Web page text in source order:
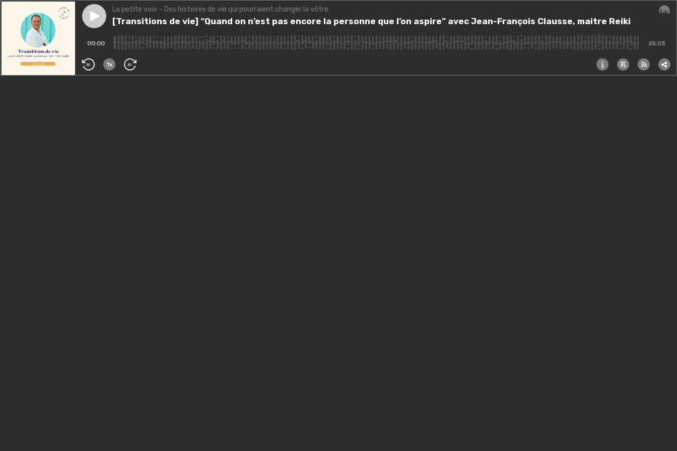
Play episode[Transitions de vie] “Quand on n’est pas encore la personne que l’on aspire” avec Jean-François Clausse, maitre Reiki
La petite voix – Des histoires de vie qui pourraient changer la vôtre.
[Transitions de vie] “Quand on n’est pas encore la personne que l’on aspire” avec Jean-François Clausse, maitre Reiki
00:00 25:03
30 1x 30